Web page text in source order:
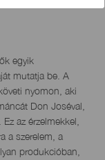
egyik
mutatja be. A
nyomon, aki
Don Joséval,
az érzelmekkel,
a szerelem, a
produkcióban,